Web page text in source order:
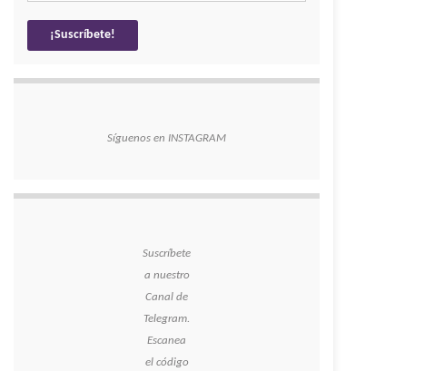
Síguenos en INSTAGRAM
Suscríbete
a nuestro
Canal de
Telegram.
Escanea
el código